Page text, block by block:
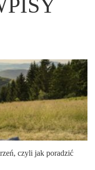
czyli jak poradzić